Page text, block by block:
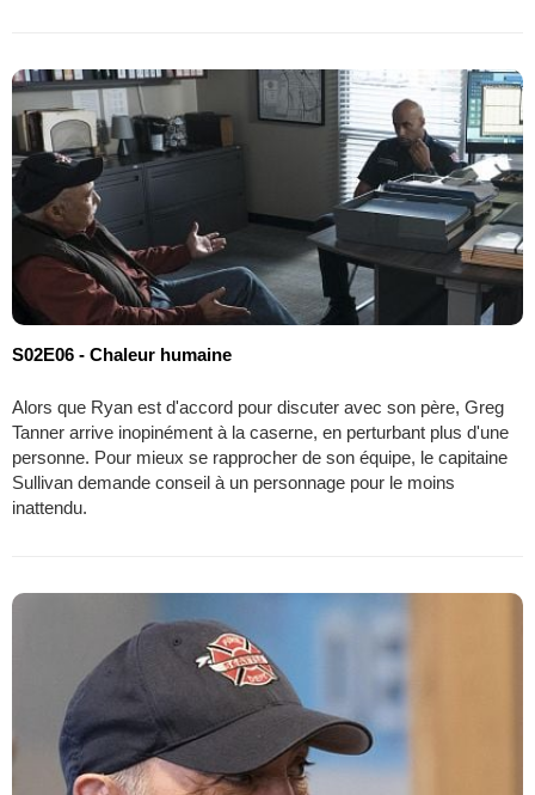
S02E06 - Chaleur humaine
Alors que Ryan est d'accord pour discuter avec son père, Greg
Tanner arrive inopinément à la caserne, en perturbant plus d'une
personne. Pour mieux se rapprocher de son équipe, le capitaine
Sullivan demande conseil à un personnage pour le moins
inattendu.